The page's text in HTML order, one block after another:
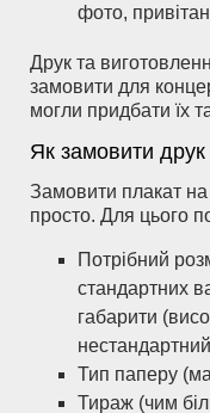
фото,
Друк та
замовити для
могли придбати їх
Як замовити друк
Замовити плакат на
просто. Для цього
Потрібний
стандартних
габарити
Тип паперу
Тираж (чим